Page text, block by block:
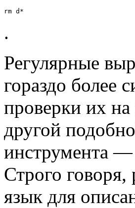
rm d*
.
Регулярные
гораздо более
проверки их
другой
инструмента —
Строго
язык для